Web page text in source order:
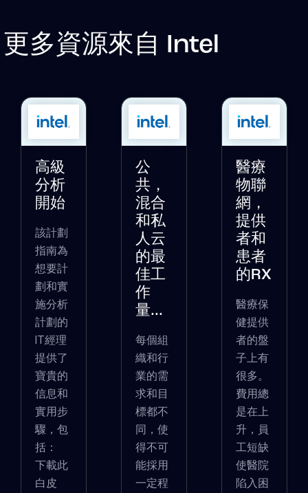
更多資源來自 Intel
高級
分析
開始
該計劃
指南為
想要計
劃和實
施分析
計劃的
IT經理
提供了
寶貴的
信息和
實用步
驟，包
括：
下載此
白皮
公
共，
混合
和私
人云
的最
佳工
作
量...
每個組
織和行
業的需
求和目
標都不
同，使
得不可
能採用
一定程
醫療
物聯
網，
提供
者和
患者
的RX
醫療保
健提供
者的盤
子上有
很多。
費用總
是在上
升，員
工短缺
使醫院
陷入困